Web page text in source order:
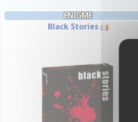
ENIGME
Black Stories